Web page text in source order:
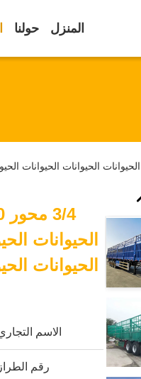
المنزل حولنا
الحيوانات
الحيوانات
الاسم
رقم